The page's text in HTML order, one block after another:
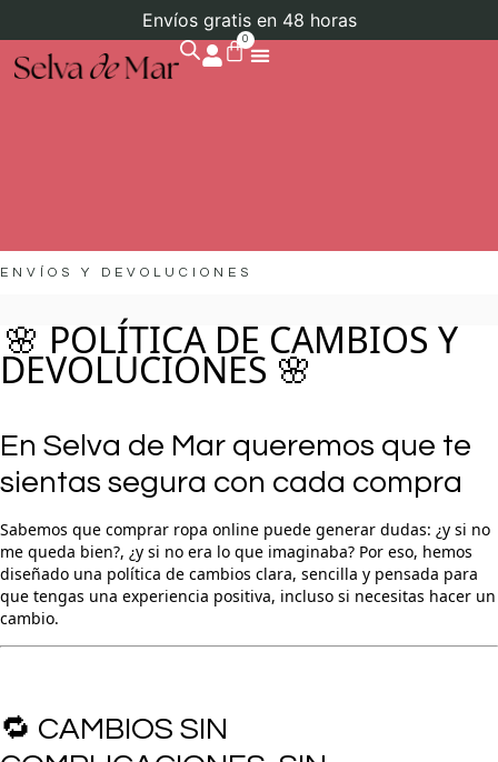
Envíos gratis en 48 horas
0
ENVÍOS Y DEVOLUCIONES
🌸 POLÍTICA DE CAMBIOS Y
DEVOLUCIONES 🌸
En Selva de Mar queremos que te
sientas segura con cada compra
Sabemos que comprar ropa online puede generar dudas: ¿y si no
me queda bien?, ¿y si no era lo que imaginaba? Por eso, hemos
diseñado una política de cambios clara, sencilla y pensada para
que tengas una experiencia positiva, incluso si necesitas hacer un
cambio.
🔁 CAMBIOS SIN